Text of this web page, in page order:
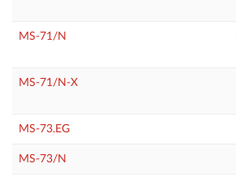
MS-71/N
MS-71/N-X
MS-73.EG
MS-73/N